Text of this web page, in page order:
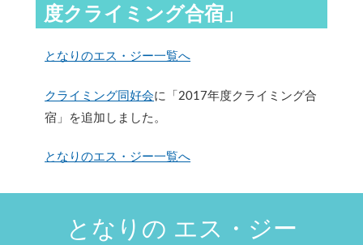
度クライミング合宿」
となりのエス・ジー一覧へ
クライミング同好会に「2017年度クライミング合
宿」を追加しました。
となりのエス・ジー一覧へ
となりの エス・ジー